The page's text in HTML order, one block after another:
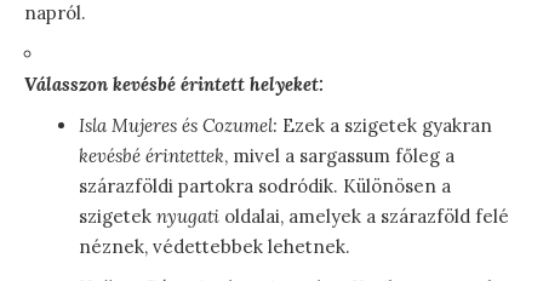
napról.
Válasszon kevésbé érintett helyeket:
Isla Mujeres és Cozumel: Ezek a szigetek gyakran
kevésbé érintettek, mivel a sargassum főleg a
szárazföldi partokra sodródik. Különösen a
szigetek nyugati oldalai, amelyek a szárazföld felé
néznek, védettebbek lehetnek.